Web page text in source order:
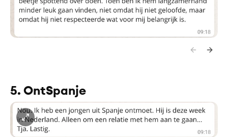
5. OntSpanje